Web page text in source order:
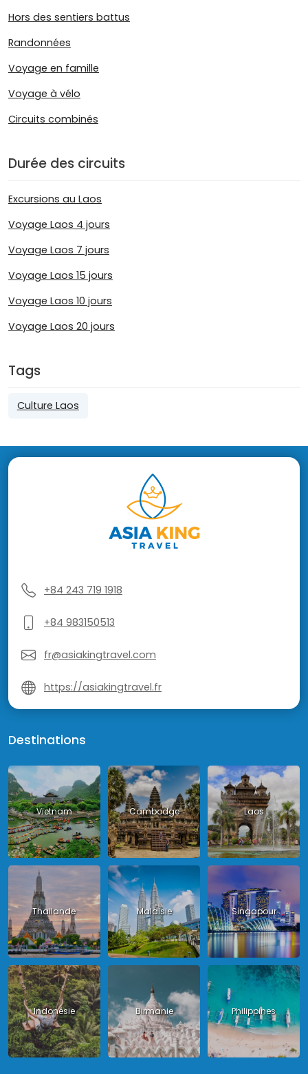
Hors des sentiers battus
Randonnées
Voyage en famille
Voyage à vélo
Circuits combinés
Durée des circuits
Excursions au Laos
Voyage Laos 4 jours
Voyage Laos 7 jours
Voyage Laos 15 jours
Voyage Laos 10 jours
Voyage Laos 20 jours
Tags
Culture Laos
+84 243 719 1918
+84 983150513
fr@asiakingtravel.com
https://asiakingtravel.fr
Destinations
Vietnam Cambodge Laos
Thailande Malaisie Singapour
Indonésie Birmanie Philippines